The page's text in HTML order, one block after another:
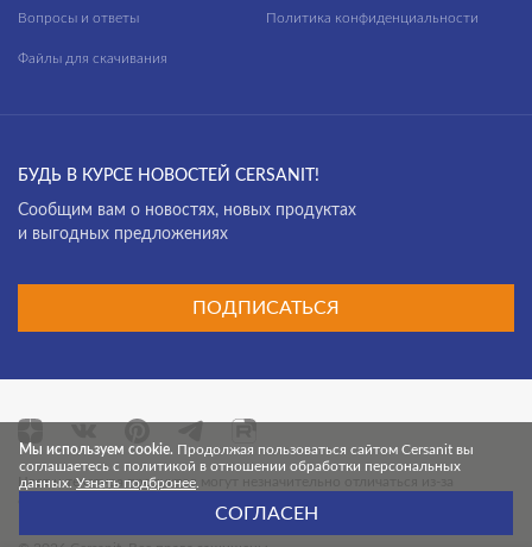
Вопросы и ответы
Файлы для скачивания
Политика конфиденциальности
БУДЬ В КУРСЕ НОВОСТЕЙ CERSANIT!
Cообщим вам о новостях, новых продуктах
и выгодных предложениях
ПОДПИСАТЬСЯ
Цвет и текстура продуктов могут незначительно отличаться из-за
Мы используем cookie. Продолжая пользоваться сайтом Cersanit вы
соглашаетесь с политикой в отношении обработки персональных
данных. Узнать подбронее
СОГЛАСЕН